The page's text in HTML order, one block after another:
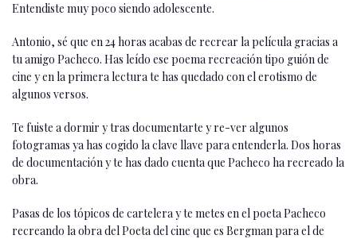
Entendiste muy poco siendo adolescente.
Antonio, sé que en 24 horas acabas de recrear la película gracias a
tu amigo Pacheco. Has leído ese poema recreación tipo guión de
cine y en la primera lectura te has quedado con el erotismo de
algunos versos.
Te fuiste a dormir y tras documentarte y re-ver algunos
fotogramas ya has cogido la clave llave para entenderla. Dos horas
de documentación y te has dado cuenta que Pacheco ha recreado la
obra.
Pasas de los tópicos de cartelera y te metes en el poeta Pacheco
recreando la obra del Poeta del cine que es Bergman para el de